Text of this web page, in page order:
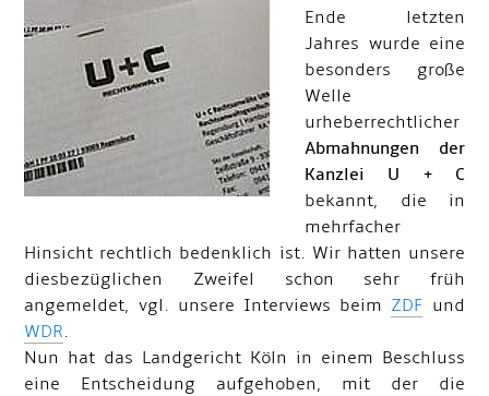
Ende letzten
Jahres wurde eine
besonders große
Welle
urheberrechtlicher
Abmahnungen der
Kanzlei U + C
bekannt, die in
mehrfacher
Hinsicht rechtlich bedenklich ist. Wir hatten unsere
diesbezüglichen Zweifel schon sehr früh
angemeldet, vgl. unsere Interviews beim ZDF und
WDR.
Nun hat das Landgericht Köln in einem Beschluss
eine Entscheidung aufgehoben, mit der die